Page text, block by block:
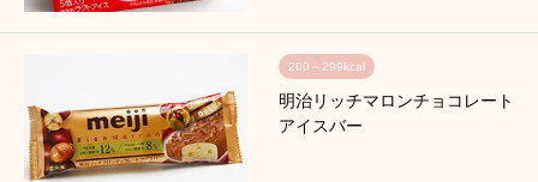
200～299kcal
明治リッチマロンチョコレート
アイスバー